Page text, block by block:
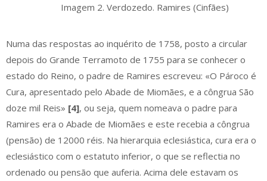
Imagem 2. Verdozedo. Ramires (Cinfães)
Numa das respostas ao inquérito de 1758, posto a circular
depois do Grande Terramoto de 1755 para se conhecer o
estado do Reino, o padre de Ramires escreveu: «O Pároco é
Cura, apresentado pelo Abade de Miomães, e a côngrua São
doze mil Reis» [4], ou seja, quem nomeava o padre para
Ramires era o Abade de Miomães e este recebia a côngrua
(pensão) de 12000 réis. Na hierarquia eclesiástica, cura era o
eclesiástico com o estatuto inferior, o que se reflectia no
ordenado ou pensão que auferia. Acima dele estavam os